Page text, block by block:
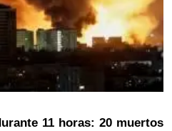
11 horas: 20 muertos